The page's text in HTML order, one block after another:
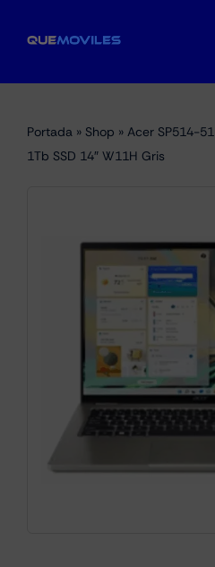
My account
Checkout
Portada » Shop » Acer SP514-
1Tb SSD 14″ W11H Gris